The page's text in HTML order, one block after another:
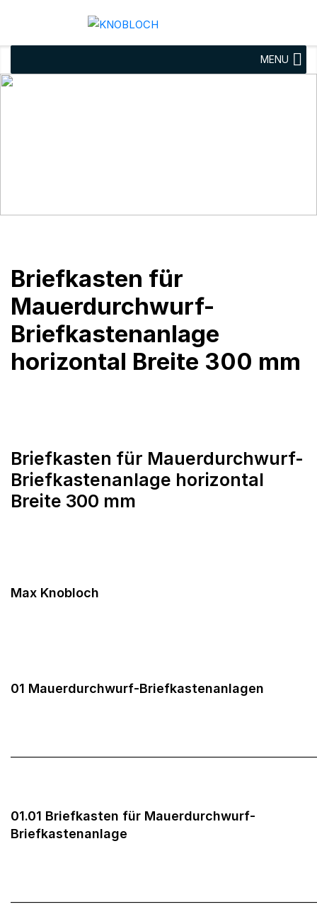
MENU
Briefkasten für
Mauerdurchwurf-
Briefkastenanlage
horizontal Breite 300 mm
Briefkasten für Mauerdurchwurf-
Briefkastenanlage horizontal
Breite 300 mm
Max Knobloch
01 Mauerdurchwurf-Briefkastenanlagen
01.01 Briefkasten für Mauerdurchwurf-
Briefkastenanlage